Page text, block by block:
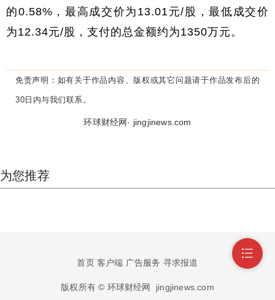
的0.58%，最高成交价为13.01元/股，最低成交价
为12.34元/股，支付的总金额约为1350万元。
免责声明： 如有关于作品内容、版权或其它问题请于作品发布后的
30日内与我们联系。
环球财经网· jingjinews.com
为您推荐
首页 客户端 广告服务 寻求报道
版权所有 © 环球财经网 jingjinews.com